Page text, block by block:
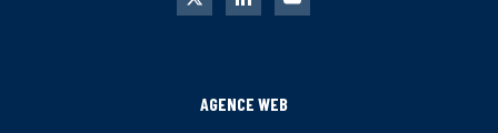
AGENCE WEB